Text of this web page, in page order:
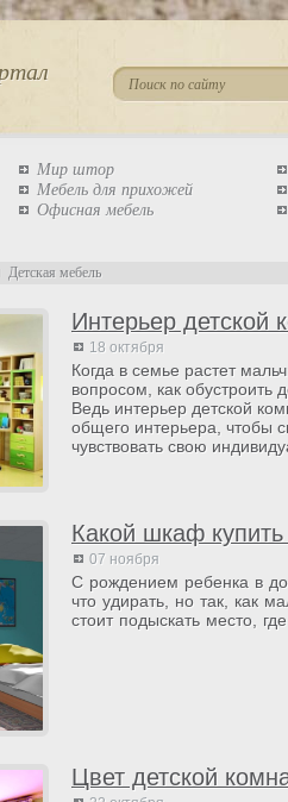
Мир штор
Мебель для прихожей
Офисная мебель
Детская мебель
Интерьер детской
18 октября
Когда в семье растет
вопросом, как обустроить
Ведь интерьер детской
общего интерьера, чтобы
чувствовать свою
Какой шкаф
07 ноября
С рождением ребенка в
что удирать, но так, как
стоит подыскать место,
Цвет детской